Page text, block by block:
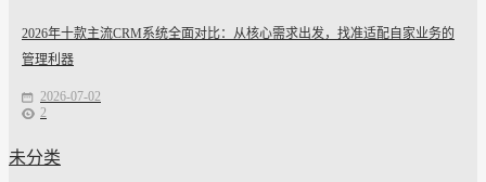
2026年十款主流CRM系统全面对比：从核心需求出发，找准适配自家业务的
管理利器
2026-07-02
2
未分类